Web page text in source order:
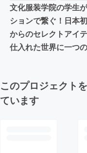
文化服装学院の学生
ションで繋ぐ！日本
からのセレクトアイ
仕入れた世界に一つ
このプロジェクト
ています